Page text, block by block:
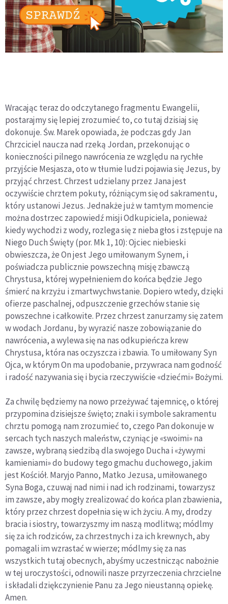
Wracając teraz do odczytanego fragmentu Ewangelii,
postarajmy się lepiej zrozumieć to, co tutaj dzisiaj się
dokonuje. Św. Marek opowiada, że podczas gdy Jan
Chrzciciel naucza nad rzeką Jordan, przekonując o
konieczności pilnego nawrócenia ze względu na rychłe
przyjście Mesjasza, oto w tłumie ludzi pojawia się Jezus, by
przyjąć chrzest. Chrzest udzielany przez Jana jest
oczywiście chrztem pokuty, różniącym się od sakramentu,
który ustanowi Jezus. Jednakże już w tamtym momencie
można dostrzec zapowiedź misji Odkupiciela, ponieważ
kiedy wychodzi z wody, rozlega się z nieba głos i zstępuje na
Niego Duch Święty (por. Mk 1, 10): Ojciec niebieski
obwieszcza, że On jest Jego umiłowanym Synem, i
poświadcza publicznie powszechną misję zbawczą
Chrystusa, której wypełnieniem do końca będzie Jego
śmierć na krzyżu i zmartwychwstanie. Dopiero wtedy, dzięki
ofierze paschalnej, odpuszczenie grzechów stanie się
powszechne i całkowite. Przez chrzest zanurzamy się zatem
w wodach Jordanu, by wyrazić nasze zobowiązanie do
nawrócenia, a wylewa się na nas odkupieńcza krew
Chrystusa, która nas oczyszcza i zbawia. To umiłowany Syn
Ojca, w którym On ma upodobanie, przywraca nam godność
i radość nazywania się i bycia rzeczywiście «dziećmi» Bożymi.
Za chwilę będziemy na nowo przeżywać tajemnicę, o której
przypomina dzisiejsze święto; znaki i symbole sakramentu
chrztu pomogą nam zrozumieć to, czego Pan dokonuje w
sercach tych naszych maleństw, czyniąc je «swoimi» na
zawsze, wybraną siedzibą dla swojego Ducha i «żywymi
kamieniami» do budowy tego gmachu duchowego, jakim
jest Kościół. Maryjo Panno, Matko Jezusa, umiłowanego
Syna Boga, czuwaj nad nimi i nad ich rodzinami, towarzysz
im zawsze, aby mogły zrealizować do końca plan zbawienia,
który przez chrzest dopełnia się w ich życiu. A my, drodzy
bracia i siostry, towarzyszmy im naszą modlitwą; módlmy
się za ich rodziców, za chrzestnych i za ich krewnych, aby
pomagali im wzrastać w wierze; módlmy się za nas
wszystkich tutaj obecnych, abyśmy uczestnicząc nabożnie
w tej uroczystości, odnowili nasze przyrzeczenia chrzcielne
i składali dziękczynienie Panu za Jego nieustanną opiekę.
Amen.